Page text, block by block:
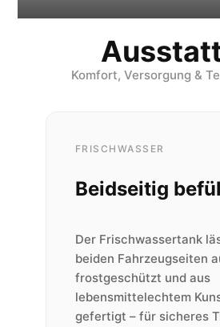
Komfort, Versorgung &
FRISCHWASSER
Beidseitig
Der Frischwassertank
beiden Fahrzeugseiten
frostgeschützt und aus
lebensmittelechtem
gefertigt – für sicheres